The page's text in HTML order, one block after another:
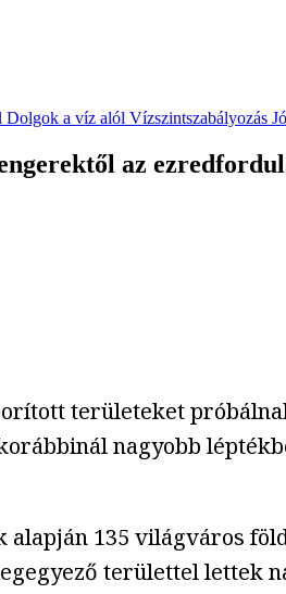
Dolgok a víz alól Vízszintszabályozás
az
területeket
nagyobb
135 világváros
területtel lettek